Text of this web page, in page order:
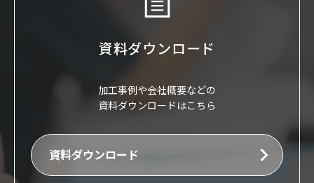
資料ダウンロード
加工事例や会社概要などの
資料ダウンロードはこちら
資料ダウンロード